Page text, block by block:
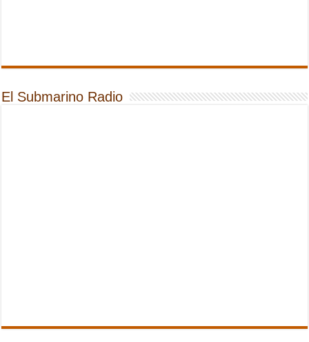
El Submarino Radio